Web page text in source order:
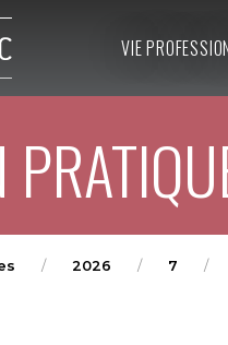
VIE
2026 7